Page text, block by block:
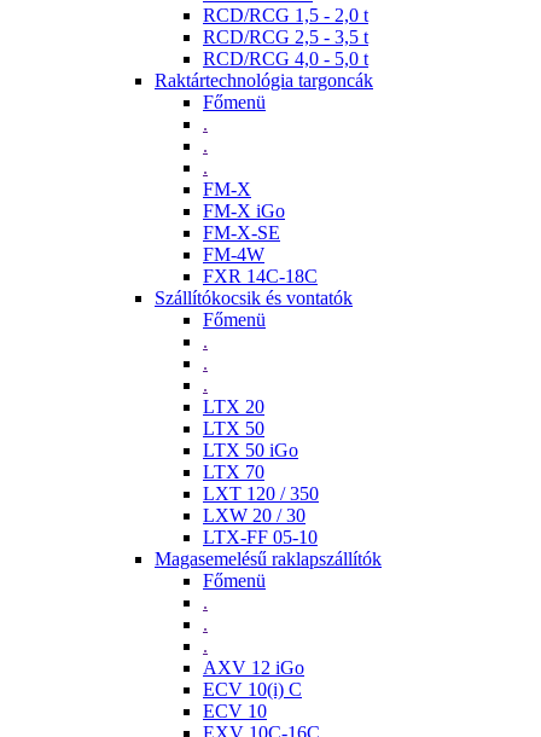
RCD/RCG 1,5 - 2,0 t
RCD/RCG 2,5 - 3,5 t
RCD/RCG 4,0 - 5,0 t
Raktártechnológia targoncák
Főmenü
.
.
.
FM-X
FM-X iGo
FM-X-SE
FM-4W
FXR 14C-18C
Szállítókocsik és vontatók
Főmenü
.
.
.
LTX 20
LTX 50
LTX 50 iGo
LTX 70
LXT 120 / 350
LXW 20 / 30
LTX-FF 05-10
Magasemelésű raklapszállítók
Főmenü
.
.
.
AXV 12 iGo
ECV 10(i) C
ECV 10
EXV 10C-16C